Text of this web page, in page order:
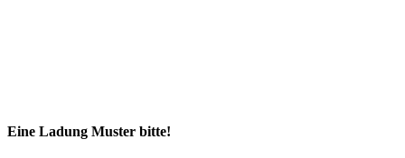
Eine Ladung Muster bitte!